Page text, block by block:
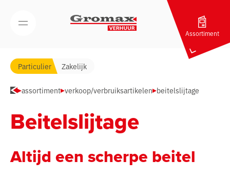
Open/Sluit mobiel menu
Assortiment
Particulier Zakelijk
assortiment verkoop/verbruiksartikelen beitelslijtage
Beitelslijtage
Altijd een scherpe beitel